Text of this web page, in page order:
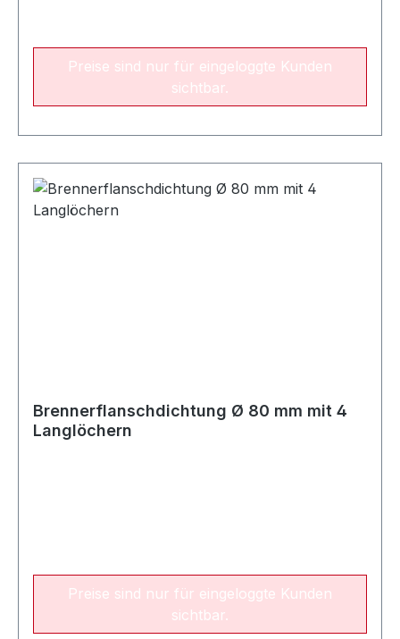
Preise sind nur für eingeloggte Kunden
sichtbar.
Brennerflanschdichtung Ø 80 mm mit 4
Langlöchern
Preise sind nur für eingeloggte Kunden
sichtbar.